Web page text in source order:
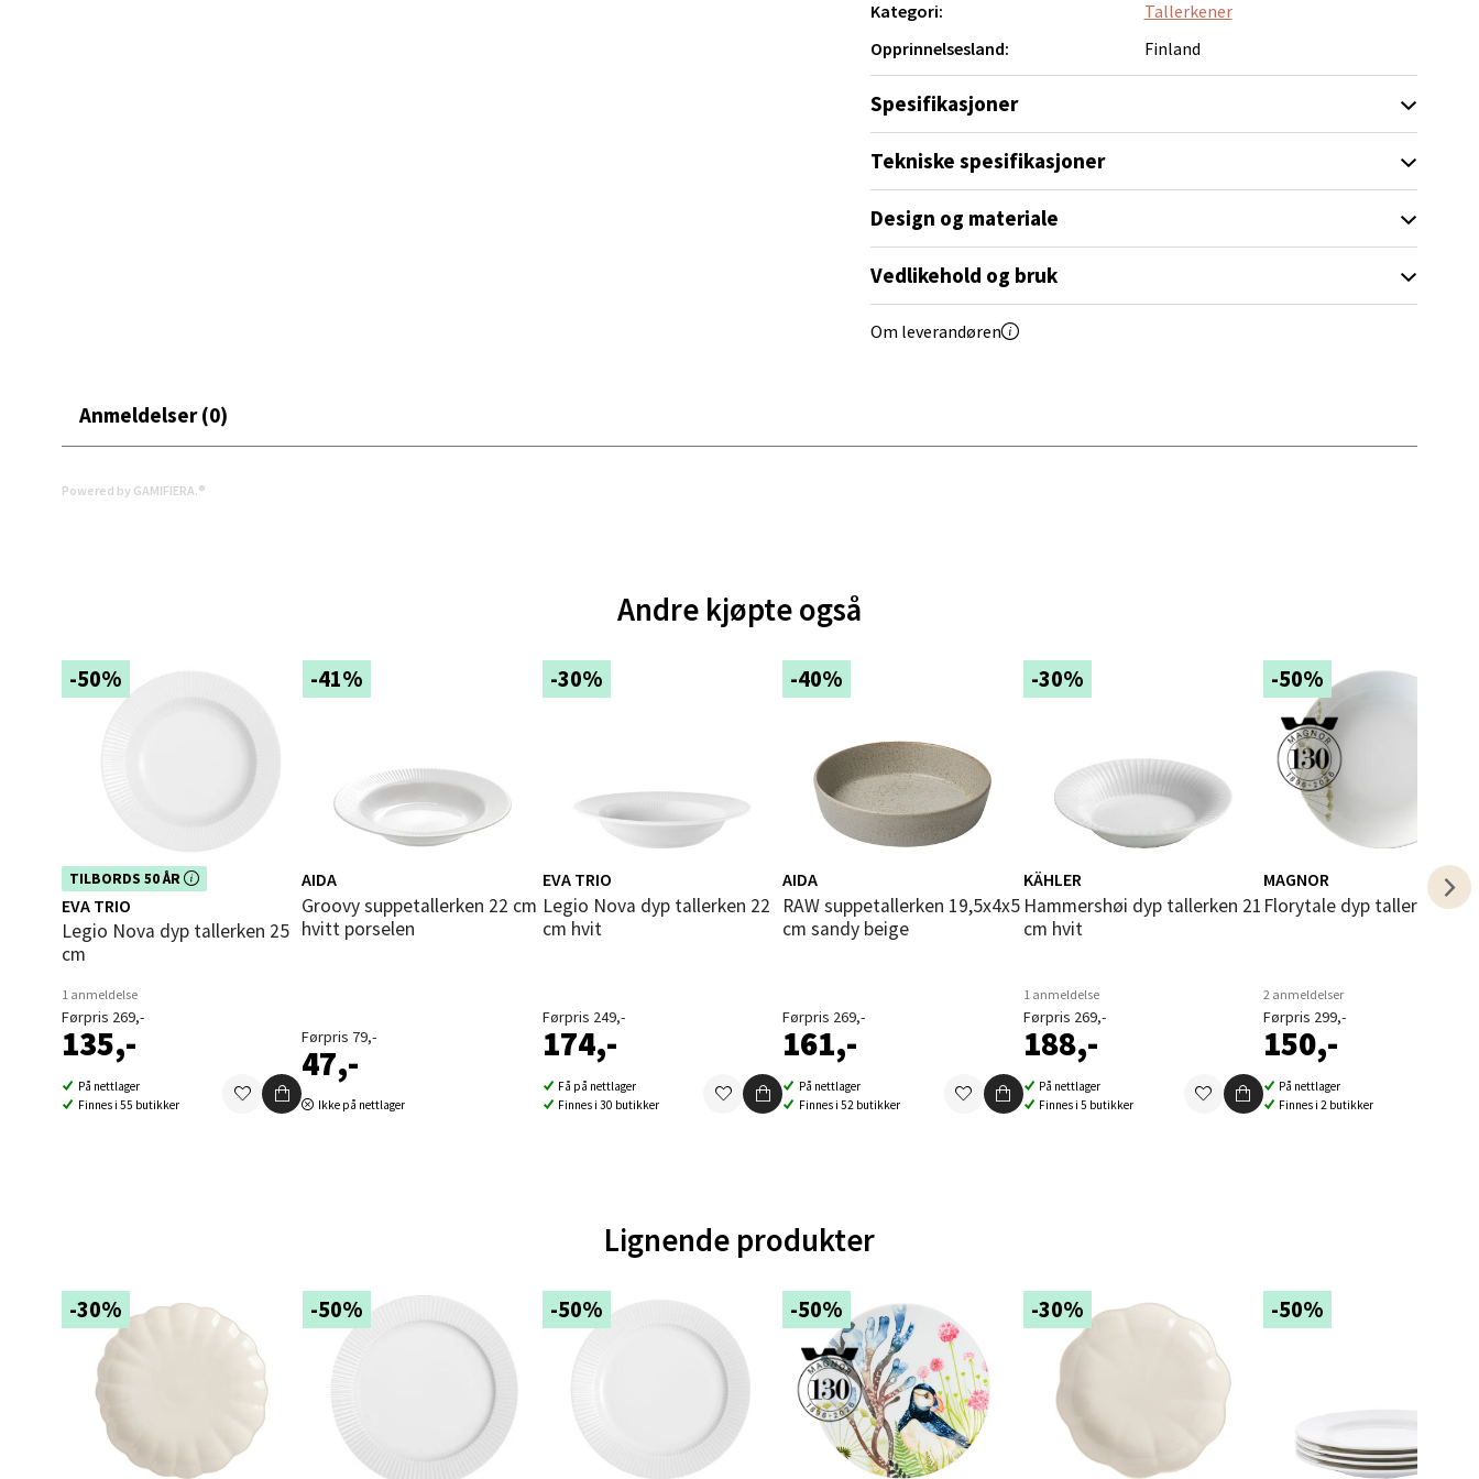
Kategori:
Tallerkener
Opprinnelsesland:
Finland
Spesifikasjoner
Tekniske spesifikasjoner
Design og materiale
Vedlikehold og bruk
Om leverandøren
Anmeldelser (0)
Powered by GAMIFIERA.®
Andre kjøpte også
-50%
TILBORDS 50 ÅR
Dette produktet er inkludert i vår
kampanje. Benytt deg av rabatten i
dag!
EVA TRIO
Legio Nova dyp tallerken 25
cm
1 anmeldelse
Førpris 269,-
135,-
På nettlager
Finnes i 55 butikker
-41%
AIDA
Groovy suppetallerken 22 cm
hvitt porselen
Førpris 79,-
47,-
Ikke på nettlager
-30%
EVA TRIO
Legio Nova dyp tallerken 22
cm hvit
Førpris 249,-
174,-
Få på nettlager
Finnes i 30 butikker
-40%
AIDA
RAW suppetallerken 19,5x4x5
cm sandy beige
Førpris 269,-
161,-
På nettlager
Finnes i 52 butikker
-30%
KÄHLER
Hammershøi dyp tallerken 21
cm hvit
1 anmeldelse
Førpris 269,-
188,-
På nettlager
Finnes i 5 butikker
-50%
MAGNOR
Florytale dyp tallerken 20
2 anmeldelser
Førpris 299,-
150,-
På nettlager
Finnes i 2 butikker
Lignende produkter
-30% -50% -50% -50% -30% -50%
Velg
Velg
Åpent i dag 10-20
Narvik - Thon Senter Malmporten
Bolagsgata 1, 8514 Narvik
Folke Bernadottes vei 52, 5147 Fyllingsdalen
Åpent i dag 10-21
Velg
Aunasenteret, Sunndalsvegen 3, 7340 Oppdal
Orkanger - Thon Senter Orkanger
Thon Senter Orkanger, Orkdalsveien 113, 7300 Orkanger
Åpent i dag 09-20